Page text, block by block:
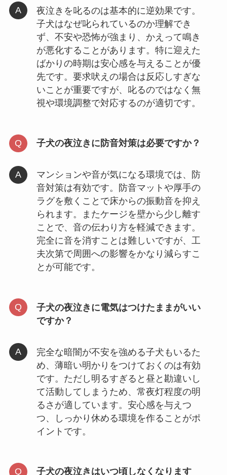
夜泣きを叱るのは基本的に逆効果です。
子犬はなぜ叱られているのか理解でき
ず、不安や恐怖が強まり、かえって鳴き
が悪化することがあります。特に迎えた
ばかりの時期は安心感を与えることが優
先です。要求吠えの場合は反応しすぎな
いことが重要ですが、叱るのではなく無
視や環境調整で対応するのが適切です。
子犬の夜泣きに防音対策は必要ですか？
マンションや音が気になる環境では、防
音対策は有効です。防音マットや厚手の
ラグを敷くことで床からの振動音を抑え
られます。またケージを壁から少し離す
ことで、音の伝わり方を軽減できます。
完全に音を消すことは難しいですが、工
夫次第で周囲への影響をかなり減らすこ
とが可能です。
子犬の夜泣きに電気はつけたままがいい
ですか？
完全な暗闇が不安を強める子犬もいるた
め、薄暗い明かりをつけておくのは有効
です。ただし明るすぎると昼と勘違いし
て活動してしまうため、常夜灯程度の明
るさが適しています。安心感を与えつ
つ、しっかり休める環境を作ることがポ
イントです。
子犬の夜泣きはいつ頃しなくなります